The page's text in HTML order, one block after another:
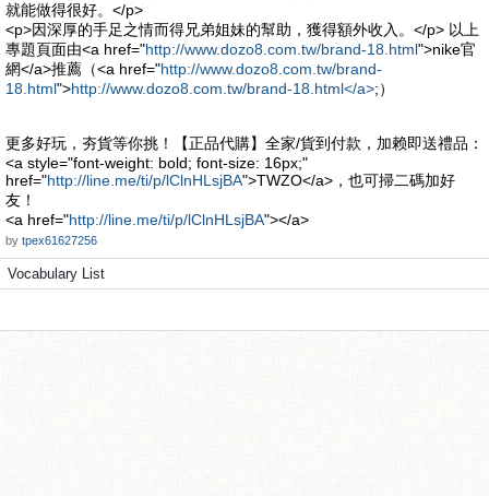
就能做得很好。</p>
<p>因深厚的手足之情而得兄弟姐妹的幫助，獲得額外收入。</p> 以上
專題頁面由<a href="http://www.dozo8.com.tw/brand-18.html">nike官
網</a>推薦（<a href="http://www.dozo8.com.tw/brand-
18.html">http://www.dozo8.com.tw/brand-18.html</a>;）
更多好玩，夯貨等你挑！【正品代購】全家/貨到付款，加赖即送禮品：
<a style="font-weight: bold; font-size: 16px;"
href="http://line.me/ti/p/lClnHLsjBA">TWZO</a>，也可掃二碼加好
友！
<a href="http://line.me/ti/p/lClnHLsjBA"></a>
by tpex61627256
Vocabulary List